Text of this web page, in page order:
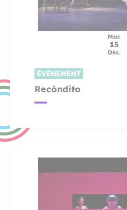
Mar.
15
Déc.
ÉVÈNEMENT
Recóndito